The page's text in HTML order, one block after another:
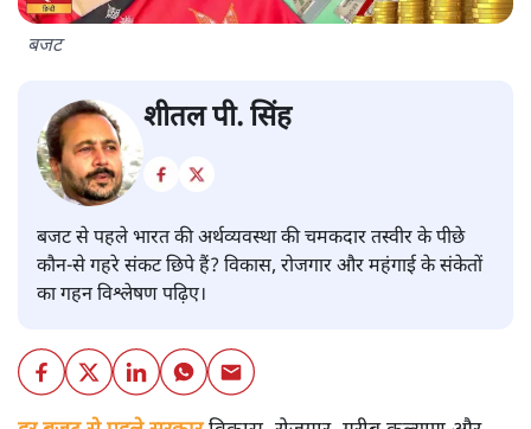
बजट
शीतल पी. सिंह
बजट से पहले भारत की अर्थव्यवस्था की चमकदार तस्वीर के पीछे
कौन-से गहरे संकट छिपे हैं? विकास, रोजगार और महंगाई के संकेतों
का गहन विश्लेषण पढ़िए।